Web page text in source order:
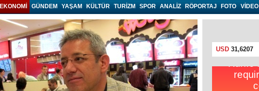
EKONOMI GÜNDEM YAŞAM KÜLTÜR TURIZM SPOR ANALIZ RÖPORTAJ FOTO VIDEO
USD 31,6207